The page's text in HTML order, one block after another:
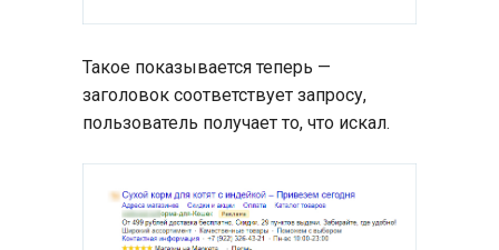
Такое показывается теперь —
заголовок соответствует запросу,
пользователь получает то, что искал.